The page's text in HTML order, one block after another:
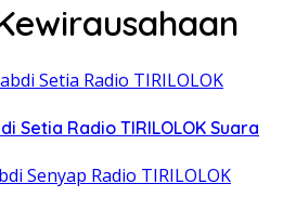
Setia Radio TIRILOLOK Suara